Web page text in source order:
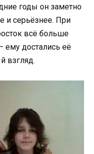
годы он заметно
и серьёзнее. При
всё больше
ему достались её
взгляд.